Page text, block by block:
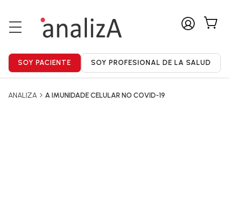
ANALIZA A IMUNIDADE CELULAR NO COVID-19